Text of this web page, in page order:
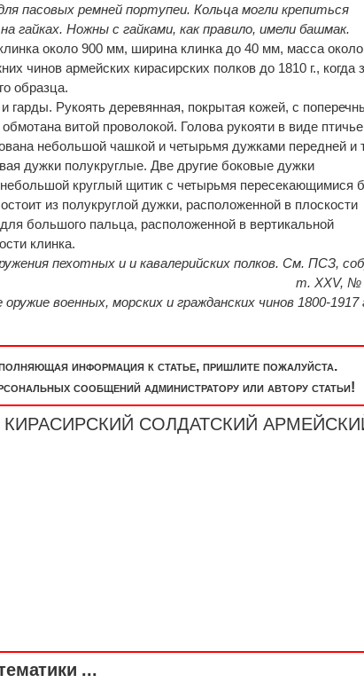
пасовых ремней портупеи. Кольца могли крепиться
гайках. Ножны с гайками, как правило, имели башмак.
около 900 мм, ширина клинка до 40 мм, масса
чинов армейских кирасирских полков до 1810 г., когда
образца.
гарды. Рукоять деревянная, покрытая кожей, с
витой проволокой. Голова рукояти в виде
небольшой чашкой и четырьмя дуж­ками передней и
дужки полукруглые. Две другие боковые дужки
небольшой круглый щитик с четырьмя пересекающимися
из полукруглой дужки, рас­положенной в плоскости
большого пальца, расположенной в вертикальной
клинка.
пехотных и и кавалерий­ских полков. См. ПСЗ,
т. XXV, №
военных, морских и гражданских чинов 1800-1917
информация к статье, пришлите пожалуйста.
сообщений администратору или автору статьи!
КИРАСИРСКИЙ СОЛДАТСКИЙ
...